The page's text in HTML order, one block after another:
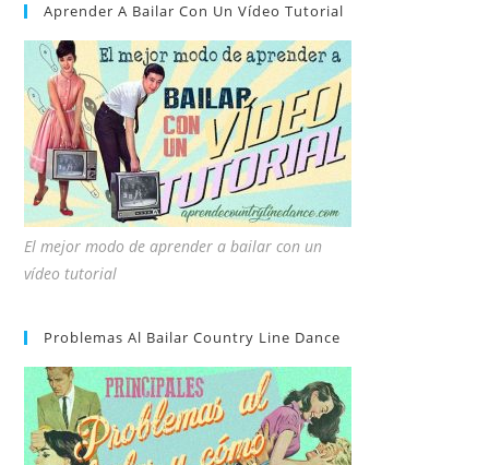
Aprender A Bailar Con Un Vídeo Tutorial
El mejor modo de aprender a bailar con un
vídeo tutorial
Problemas Al Bailar Country Line Dance